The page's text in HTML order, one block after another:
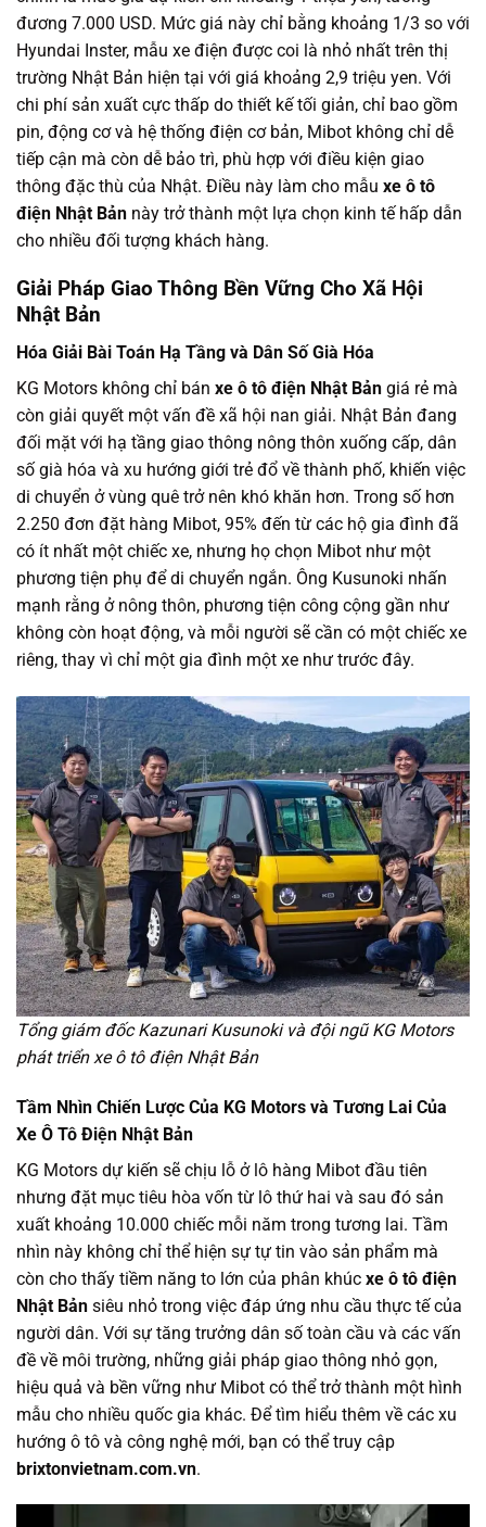
đương 7.000 USD. Mức giá này chỉ bằng khoảng 1/3 so với
Hyundai Inster, mẫu xe điện được coi là nhỏ nhất trên thị
trường Nhật Bản hiện tại với giá khoảng 2,9 triệu yen. Với
chi phí sản xuất cực thấp do thiết kế tối giản, chỉ bao gồm
pin, động cơ và hệ thống điện cơ bản, Mibot không chỉ dễ
tiếp cận mà còn dễ bảo trì, phù hợp với điều kiện giao
thông đặc thù của Nhật. Điều này làm cho mẫu xe ô tô
điện Nhật Bản này trở thành một lựa chọn kinh tế hấp dẫn
cho nhiều đối tượng khách hàng.
Giải Pháp Giao Thông Bền Vững Cho Xã Hội
Nhật Bản
Hóa Giải Bài Toán Hạ Tầng và Dân Số Già Hóa
KG Motors không chỉ bán xe ô tô điện Nhật Bản giá rẻ mà
còn giải quyết một vấn đề xã hội nan giải. Nhật Bản đang
đối mặt với hạ tầng giao thông nông thôn xuống cấp, dân
số già hóa và xu hướng giới trẻ đổ về thành phố, khiến việc
di chuyển ở vùng quê trở nên khó khăn hơn. Trong số hơn
2.250 đơn đặt hàng Mibot, 95% đến từ các hộ gia đình đã
có ít nhất một chiếc xe, nhưng họ chọn Mibot như một
phương tiện phụ để di chuyển ngắn. Ông Kusunoki nhấn
mạnh rằng ở nông thôn, phương tiện công cộng gần như
không còn hoạt động, và mỗi người sẽ cần có một chiếc xe
riêng, thay vì chỉ một gia đình một xe như trước đây.
Tổng giám đốc Kazunari Kusunoki và đội ngũ KG Motors
phát triển xe ô tô điện Nhật Bản
Tầm Nhìn Chiến Lược Của KG Motors và Tương Lai Của
Xe Ô Tô Điện Nhật Bản
KG Motors dự kiến sẽ chịu lỗ ở lô hàng Mibot đầu tiên
nhưng đặt mục tiêu hòa vốn từ lô thứ hai và sau đó sản
xuất khoảng 10.000 chiếc mỗi năm trong tương lai. Tầm
nhìn này không chỉ thể hiện sự tự tin vào sản phẩm mà
còn cho thấy tiềm năng to lớn của phân khúc xe ô tô điện
Nhật Bản siêu nhỏ trong việc đáp ứng nhu cầu thực tế của
người dân. Với sự tăng trưởng dân số toàn cầu và các vấn
đề về môi trường, những giải pháp giao thông nhỏ gọn,
hiệu quả và bền vững như Mibot có thể trở thành một hình
mẫu cho nhiều quốc gia khác. Để tìm hiểu thêm về các xu
hướng ô tô và công nghệ mới, bạn có thể truy cập
brixtonvietnam.com.vn.